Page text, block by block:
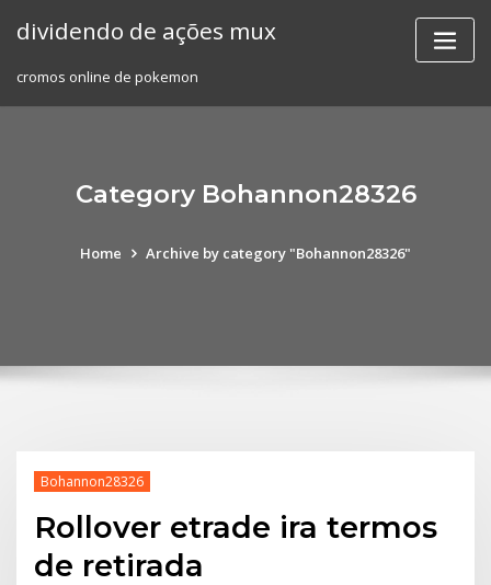
dividendo de ações mux
cromos online de pokemon
Category Bohannon28326
Home Archive by category "Bohannon28326"
Bohannon28326
Rollover etrade ira termos
de retirada